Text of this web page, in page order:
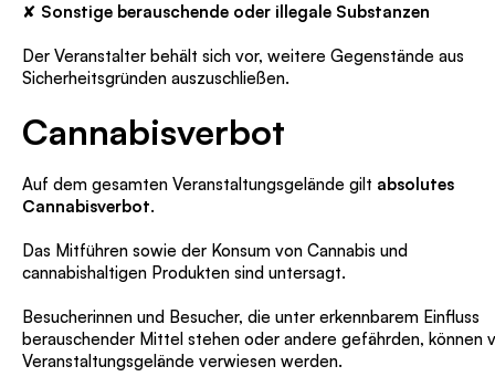
✘ Sonstige berauschende oder illegale Substanzen
Der Veranstalter behält sich vor, weitere Gegenstände aus
Sicherheitsgründen auszuschließen.
Cannabisverbot
Auf dem gesamten Veranstaltungsgelände gilt absolutes
Cannabisverbot.
Das Mitführen sowie der Konsum von Cannabis und
cannabishaltigen Produkten sind untersagt.
Besucherinnen und Besucher, die unter erkennbarem Einfluss
berauschender Mittel stehen oder andere gefährden, können
Veranstaltungsgelände verwiesen werden.